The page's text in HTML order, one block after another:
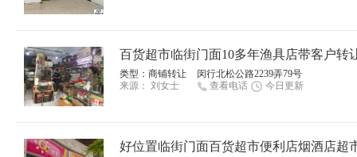
百货超市临街门面10多年渔具店带客户转
类型： 商铺转让
闵行北松公路2239弄79号
来源： 刘女士 查看电话 今日更新
好位置临街门面百货超市便利店烟酒店超